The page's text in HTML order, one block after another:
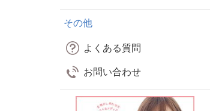
その他
よくある質問
お問い合わせ